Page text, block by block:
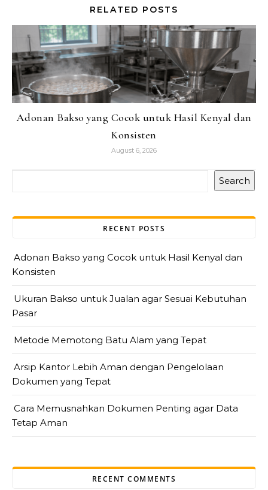
RELATED POSTS
Adonan Bakso yang Cocok untuk Hasil Kenyal dan
Konsisten
August 6, 2026
Search
RECENT POSTS
Adonan Bakso yang Cocok untuk Hasil Kenyal dan
Konsisten
Ukuran Bakso untuk Jualan agar Sesuai Kebutuhan
Pasar
Metode Memotong Batu Alam yang Tepat
Arsip Kantor Lebih Aman dengan Pengelolaan
Dokumen yang Tepat
Cara Memusnahkan Dokumen Penting agar Data
Tetap Aman
RECENT COMMENTS